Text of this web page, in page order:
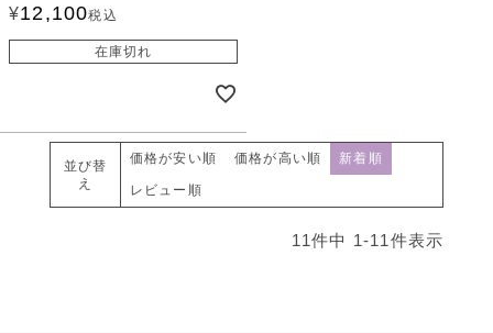
¥12,100税込
在庫切れ
並び替
え
価格が安い順 価格が高い順 新着順
レビュー順
11件中 1-11 件表示